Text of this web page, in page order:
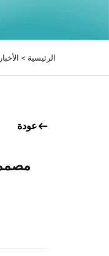
الرئيسية > الأخبار
عودة